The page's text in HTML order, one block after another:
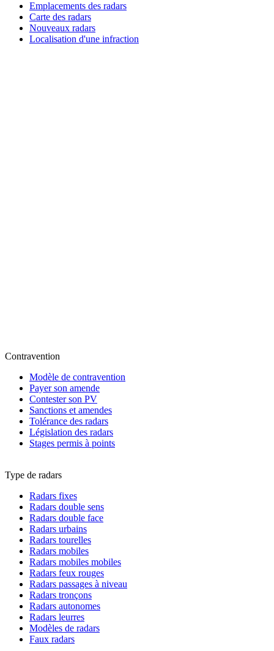
Emplacements des radars
Carte des radars
Nouveaux radars
Localisation d'une infraction
Contravention
Modèle de contravention
Payer son amende
Contester son PV
Sanctions et amendes
Tolérance des radars
Législation des radars
Stages permis à points
Type de radars
Radars fixes
Radars double sens
Radars double face
Radars urbains
Radars tourelles
Radars mobiles
Radars mobiles mobiles
Radars feux rouges
Radars passages à niveau
Radars tronçons
Radars autonomes
Radars leurres
Modèles de radars
Faux radars